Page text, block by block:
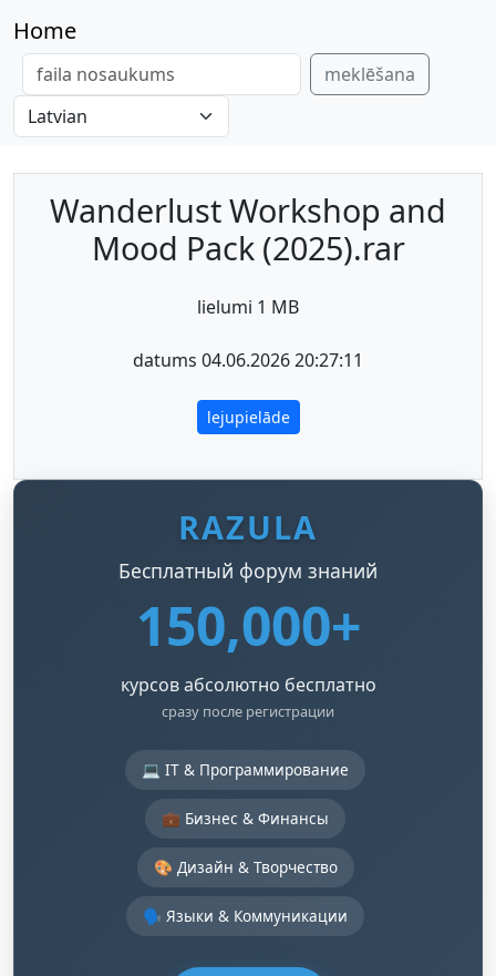
Home
meklēšana
Wanderlust Workshop and
Mood Pack (2025).rar
lielumi 1 MB
datums 04.06.2026 20:27:11
lejupielāde
RAZULA
Бесплатный форум знаний
150,000+
курсов абсолютно бесплатно
сразу после регистрации
💻 IT & Программирование
💼 Бизнес & Финансы
🎨 Дизайн & Творчество
🗣️ Языки & Коммуникации